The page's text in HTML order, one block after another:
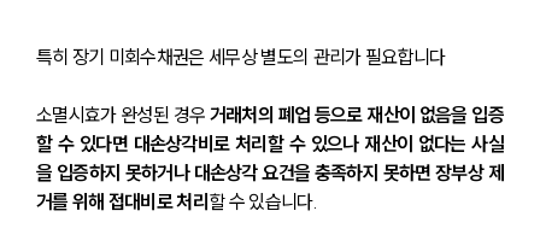
특히 장기 미회수채권은 세무상 별도의 관리가 필요합니다
소멸시효가 완성된 경우 거래처의 폐업 등으로 재산이 없음을 입증
할 수 있다면 대손상각비로 처리할 수 있으나 재산이 없다는 사실
을 입증하지 못하거나 대손상각 요건을 충족하지 못하면 장부상 제
거를 위해 접대비로 처리 할 수 있습니다.